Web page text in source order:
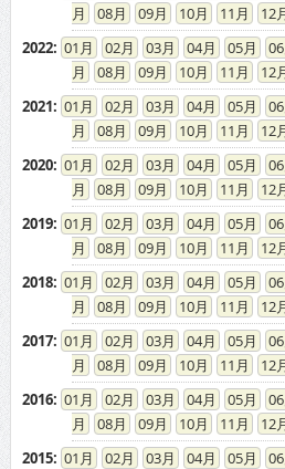
08
09 10 11
12
2022: 01 02 03 04 05 06
08
09 10 11
12
2021: 01 02 03 04 05 06
08
09 10 11
12
2020: 01 02 03 04 05 06
08
09 10 11
12
2019: 01 02 03 04 05 06
08
09 10 11
12
2018: 01 02 03 04 05 06
08
09 10 11
12
2017: 01 02 03 04 05 06
08
09 10 11
12
2016: 01 02 03 04 05 06
08
09 10 11
12
2015: 01 02 03 04 05 06